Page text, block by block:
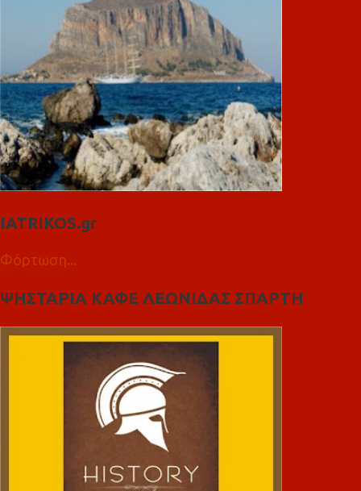
IATRIKOS.gr
Φόρτωση...
ΨΗΣΤΑΡΙΑ ΚΑΦΕ ΛΕΩΝΙΔΑΣ ΣΠΑΡΤΗ